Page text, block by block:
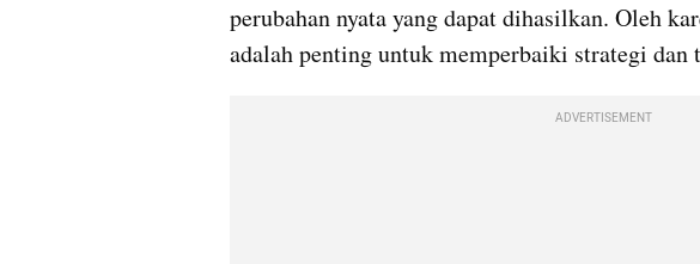
perubahan nyata yang dapat dihasilkan. Oleh
adalah penting untuk memperbaiki strategi dan
ADVERTISEMENT